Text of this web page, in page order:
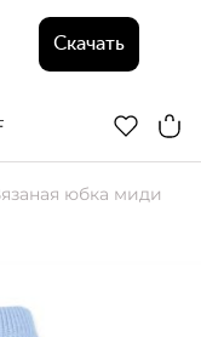
Скачать
юбка миди